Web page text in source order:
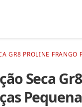
GR8 PROLINE
Seca